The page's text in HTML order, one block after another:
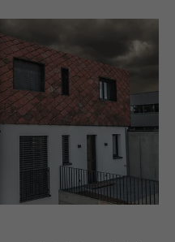
użytkownika w